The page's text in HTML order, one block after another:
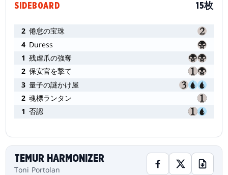
SIDEBOARD 15枚
2 倦怠の宝珠
4 Duress
1 残虐爪の強奪
2 保安官を撃て
3 量子の謎かけ屋
2 魂標ランタン
1 否認
TEMUR HARMONIZER
Toni Portolan